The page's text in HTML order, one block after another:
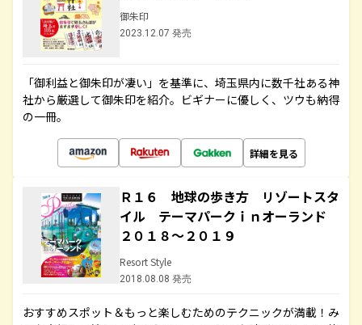
御朱印
2023.12.07 発売
「御利益と御朱印が凄い」を基準に、埼玉県内に数千社ある神
社から厳選して御朱印を紹介。ビギナーに優しく、ツウも納得
の一冊。
詳細を見る
Ｒ１６ 地球の歩き方 リゾートスタ
イル テーマパークｉｎオーランド
２０１８～２０１９
Resort Style
2018.08.08 発売
おすすめスポット＆もっと楽しむためのテクニックが満載！み